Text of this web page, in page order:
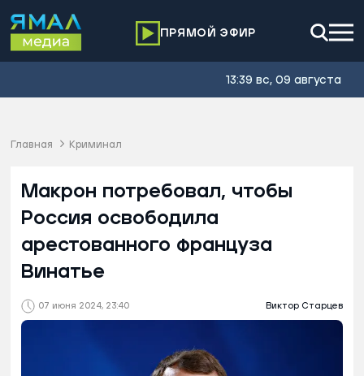
ПРЯМОЙ ЭФИР
13:39 вс, 09 августа
Главная Криминал
07 июня 2024, 23:40 Виктор Старцев
Макрон потребовал, чтобы
Россия освободила
арестованного француза
Винатье